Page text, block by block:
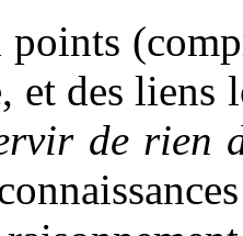
points
et des
de rien